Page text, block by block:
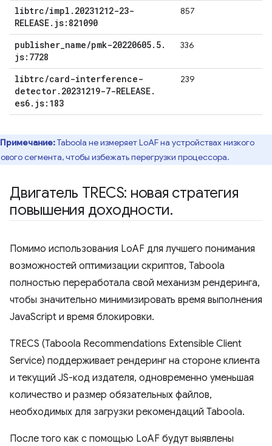
libtrc/impl . 20231212-23-
RELEASE. js:821090
857
publisher name/pmk-20220605. 5.
js:7728
336
libtrc/card-interference-
detector. 20231219-7-RELEASE.
es6. js:183
239
Примечание:Taboola не измеряет LoAF на устройствах низкого
сегмента, чтобы избежать перегрузки процессора.
Двигатель TRECS: новая стратегия
повышения доходности.
Помимо использования LoAF для лучшего понимания
возможностей оптимизации скриптов, Taboola
полностью переработала свой механизм рендеринга,
чтобы значительно минимизировать время выполнения
JavaScript и время блокировки.
TRECS (Taboola Recommendations Extensible Client
Service) поддерживает рендеринг на стороне клиента
и текущий JS-код издателя, одновременно уменьшая
количество и размер обязательных файлов,
необходимых для загрузки рекомендаций Taboola.
После того как с помощью LoAF будут выявлены